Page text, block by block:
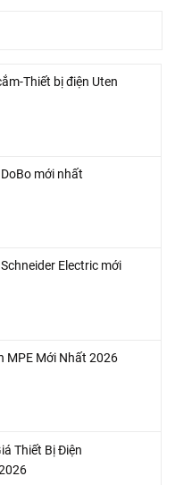
Thiết bị điện Uten
mới nhất
Electric mới
MPE Mới Nhất 2026
Thiết Bị Điện